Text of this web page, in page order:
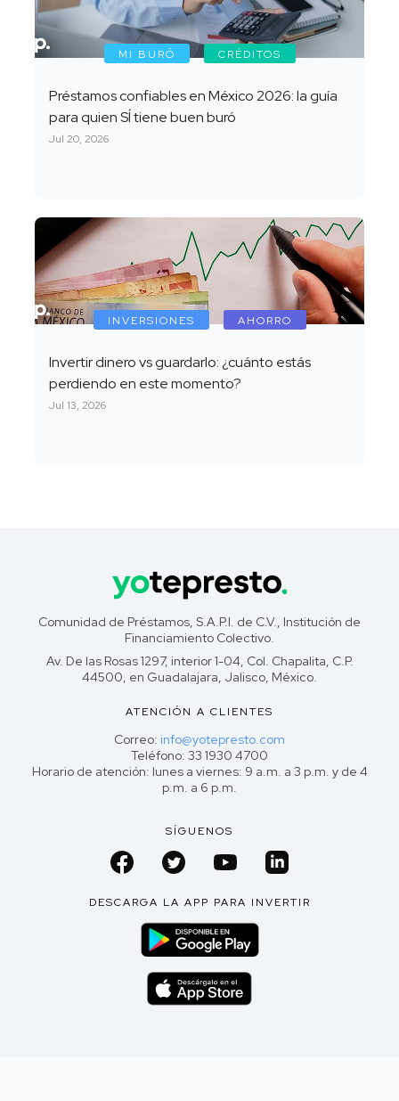
MI BURÓ CRÉDITOS
Préstamos confiables en México 2026: la guía
para quien SÍ tiene buen buró
Jul 20, 2026
INVERSIONES AHORRO
Invertir dinero vs guardarlo: ¿cuánto estás
perdiendo en este momento?
Jul 13, 2026
Comunidad de Préstamos, S.A.P.I. de C.V., Institución de
Financiamiento Colectivo.
Av. De las Rosas 1297, interior 1-04, Col. Chapalita, C.P.
44500, en Guadalajara, Jalisco, México.
ATENCIÓN A CLIENTES
Correo: info@yotepresto.com
Teléfono: 33 1930 4700
Horario de atención: lunes a viernes: 9 a.m. a 3 p.m. y de 4
p.m. a 6 p.m.
SÍGUENOS
DESCARGA LA APP PARA INVERTIR